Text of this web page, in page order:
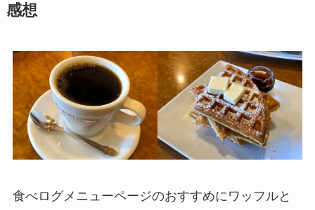
感想
食べログメニューページのおすすめにワッフルと